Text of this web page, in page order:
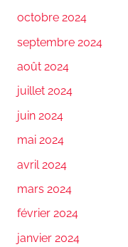
octobre 2024
septembre 2024
août 2024
juillet 2024
juin 2024
mai 2024
avril 2024
mars 2024
février 2024
janvier 2024